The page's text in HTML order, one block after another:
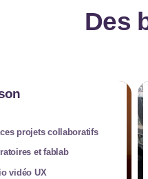
Des
projets collaboratifs
et fablab
vidéo UX